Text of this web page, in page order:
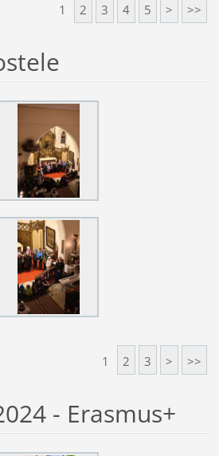
1 2 3 4 5 > >>
1 2 3 > >>
- Erasmus+